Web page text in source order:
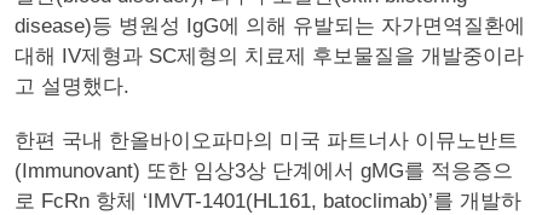
disease)등 병원성 IgG에 의해 유발되는 자가면역질환에
대해 IV제형과 SC제형의 치료제 후보물질을 개발중이라
고 설명했다.
한편 국내 한올바이오파마의 미국 파트너사 이뮤노반트
(Immunovant) 또한 임상3상 단계에서 gMG를 적응증으
로 FcRn 항체 ‘IMVT-1401(HL161, batoclimab)’를 개발하